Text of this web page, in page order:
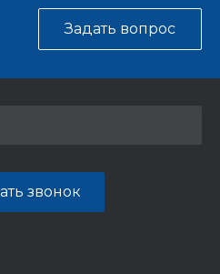
Задать вопрос
звонок